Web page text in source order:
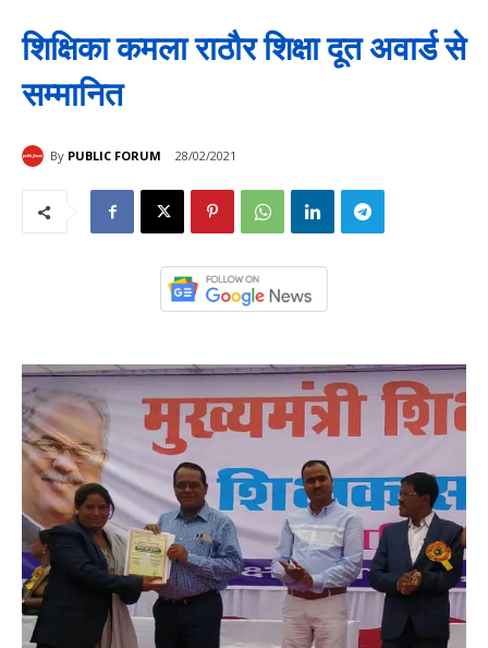
शिक्षिका कमला राठौर शिक्षा दूत अवार्ड से
सम्मानित
By PUBLIC FORUM 28/02/2021